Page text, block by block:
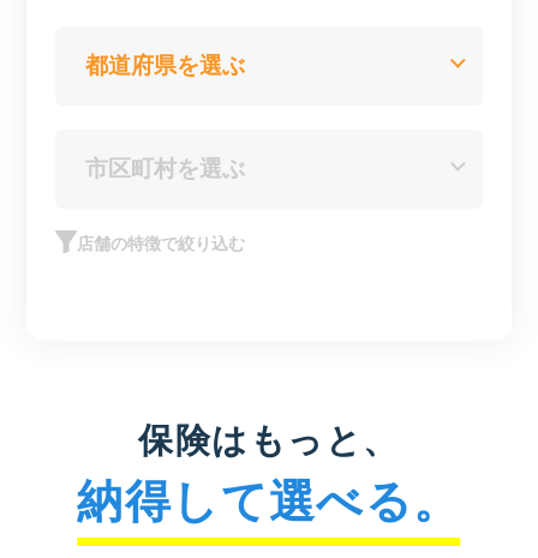
店舗の特徴で絞り込む
保険はもっと、
納得して選べる。